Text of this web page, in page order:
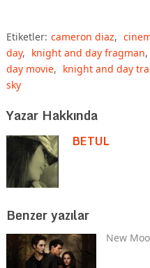
Etiketler: cameron diaz,
day, knight and day fragman,
day movie, knight and day
sky
Yazar Hakkında
BETUL
Benzer yazılar
New